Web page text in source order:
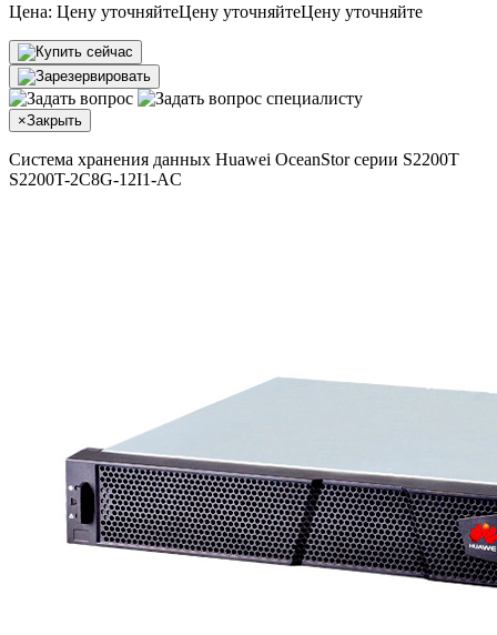
Цена: Цену уточняйтеЦену уточняйтеЦену уточняйте
×Закрыть
Система хранения данных Huawei OceanStor серии S2200T
S2200T-2C8G-12I1-AC